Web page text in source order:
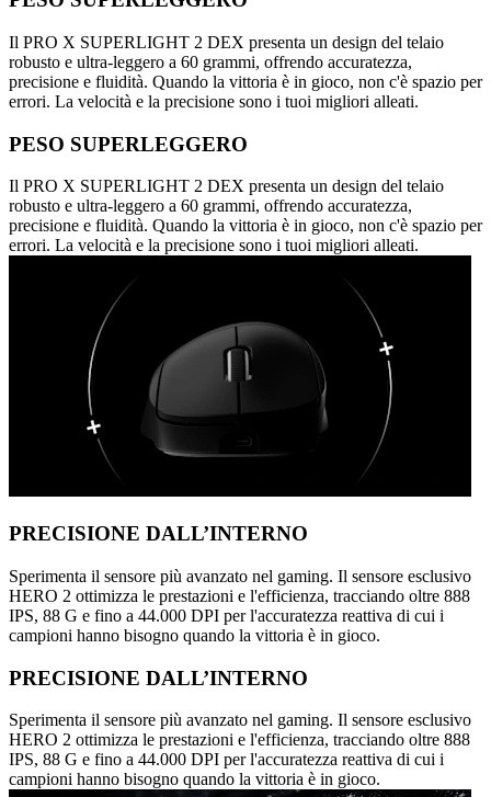
Il PRO X SUPERLIGHT 2 DEX presenta un design del telaio
robusto e ultra-leggero a 60 grammi, offrendo accuratezza,
precisione e fluidità. Quando la vittoria è in gioco, non c'è spazio per
errori. La velocità e la precisione sono i tuoi migliori alleati.
PESO SUPERLEGGERO
Il PRO X SUPERLIGHT 2 DEX presenta un design del telaio
robusto e ultra-leggero a 60 grammi, offrendo accuratezza,
precisione e fluidità. Quando la vittoria è in gioco, non c'è spazio per
errori. La velocità e la precisione sono i tuoi migliori alleati.
PRECISIONE DALL’INTERNO
Sperimenta il sensore più avanzato nel gaming. Il sensore esclusivo
HERO 2 ottimizza le prestazioni e l'efficienza, tracciando oltre 888
IPS, 88 G e fino a 44.000 DPI per l'accuratezza reattiva di cui i
campioni hanno bisogno quando la vittoria è in gioco.
PRECISIONE DALL’INTERNO
Sperimenta il sensore più avanzato nel gaming. Il sensore esclusivo
HERO 2 ottimizza le prestazioni e l'efficienza, tracciando oltre 888
IPS, 88 G e fino a 44.000 DPI per l'accuratezza reattiva di cui i
campioni hanno bisogno quando la vittoria è in gioco.